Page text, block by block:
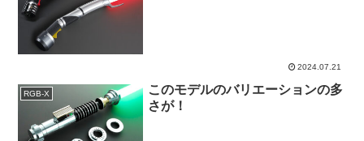
2024.07.21
RGB-X
このモデルのバリエーションの多
さが！